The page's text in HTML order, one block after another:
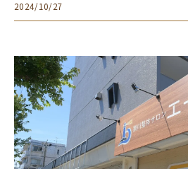
2024/10/27